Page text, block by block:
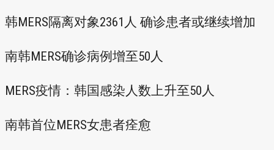
韩MERS隔离对象2361人 确诊患者或继续增加
南韩MERS确诊病例增至50人
MERS疫情：韩国感染人数上升至50人
南韩首位MERS女患者痊愈